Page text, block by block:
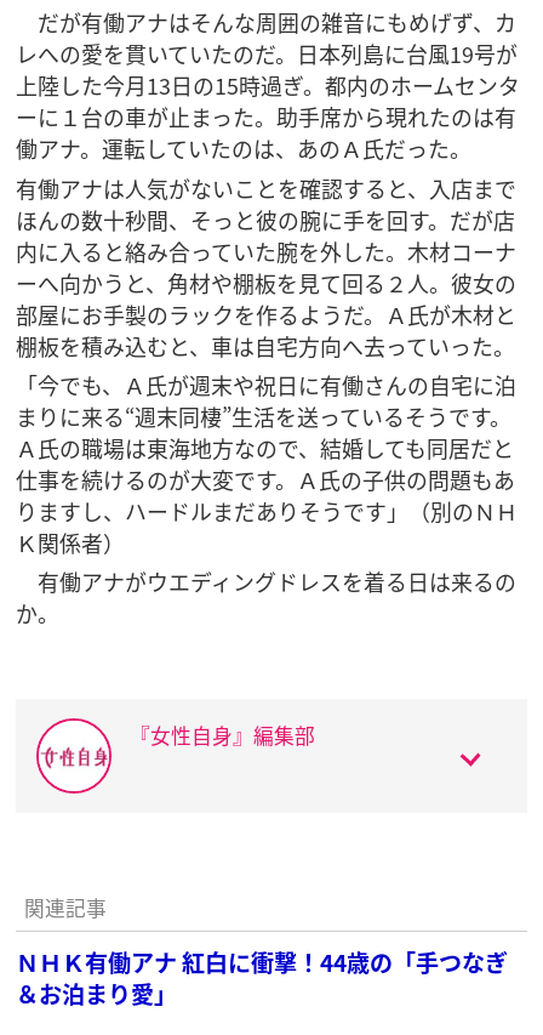
だが有働アナはそんな周囲の雑音にもめげず、カ
レへの愛を貫いていたのだ。日本列島に台風19号が
上陸した今月13日の15時過ぎ。都内のホームセンタ
ーに１台の車が止まった。助手席から現れたのは有
働アナ。運転していたのは、あのＡ氏だった。
有働アナは人気がないことを確認すると、入店まで
ほんの数十秒間、そっと彼の腕に手を回す。だが店
内に入ると絡み合っていた腕を外した。木材コーナ
ーへ向かうと、角材や棚板を見て回る２人。彼女の
部屋にお手製のラックを作るようだ。Ａ氏が木材と
棚板を積み込むと、車は自宅方向へ去っていった。
「今でも、Ａ氏が週末や祝日に有働さんの自宅に泊
まりに来る“週末同棲”生活を送っているそうです。
Ａ氏の職場は東海地方なので、結婚しても同居だと
仕事を続けるのが大変です。Ａ氏の子供の問題もあ
りますし、ハードルまだありそうです」（別のＮＨ
Ｋ関係者）
有働アナがウエディングドレスを着る日は来るの
か。
『女性自身』編集部
関連記事
ＮＨＫ有働アナ 紅白に衝撃！44歳の「手つなぎ
＆お泊まり愛」